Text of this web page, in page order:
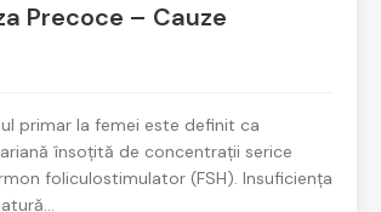
Precoce – Cauze
primar la femei este definit ca
însoțită de concentrații serice
foliculostimulator (FSH). Insuficiența